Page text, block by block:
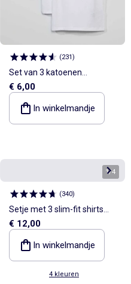
(231)
Set van 3 katoenen
mouwloze tops
€ 6,00
In winkelmandje
1/4
(340)
Setje met 3 slim-fit shirts
met korte mouw
€ 12,00
In winkelmandje
4 kleuren